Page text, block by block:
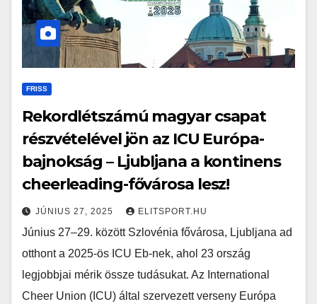
FRISS
Rekordlétszámú magyar csapat
részvételével jön az ICU Európa-
bajnokság – Ljubljana a kontinens
cheerleading-fővárosa lesz!
JÚNIUS 27, 2025 ELITSPORT.HU
Június 27–29. között Szlovénia fővárosa, Ljubljana ad
otthont a 2025-ös ICU Eb-nek, ahol 23 ország
legjobbjai mérik össze tudásukat. Az International
Cheer Union (ICU) által szervezett verseny Európa